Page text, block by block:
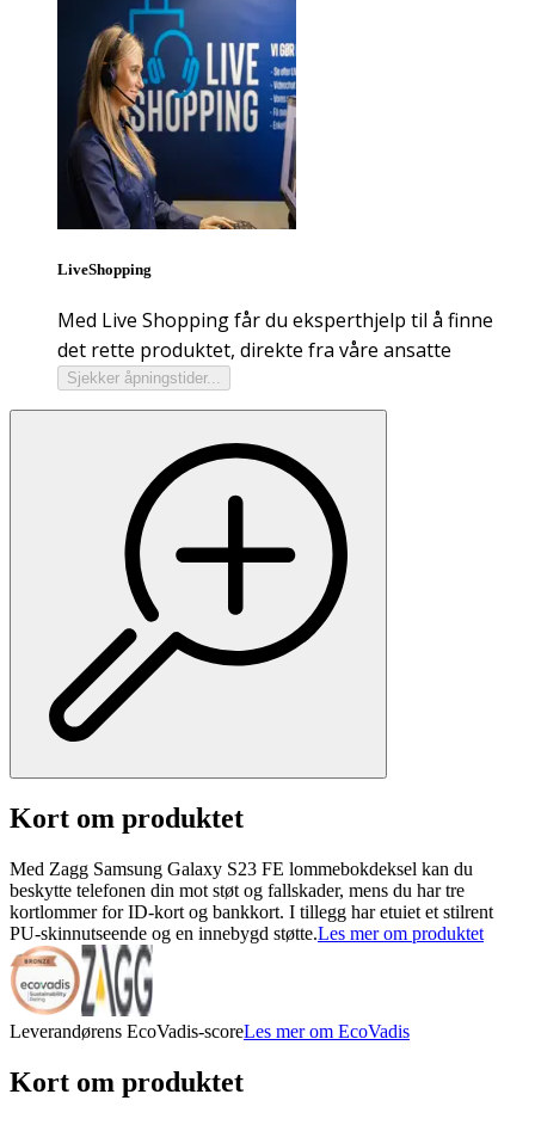
LiveShopping
Med Live Shopping får du eksperthjelp til å finne
det rette produktet, direkte fra våre ansatte
Sjekker åpningstider...
Kort om produktet
Med Zagg Samsung Galaxy S23 FE lommebokdeksel kan du
beskytte telefonen din mot støt og fallskader, mens du har tre
kortlommer for ID-kort og bankkort. I tillegg har etuiet et stilrent
PU-skinnutseende og en innebygd støtte.Les mer om produktet
Leverandørens EcoVadis-scoreLes mer om EcoVadis
Kort om produktet